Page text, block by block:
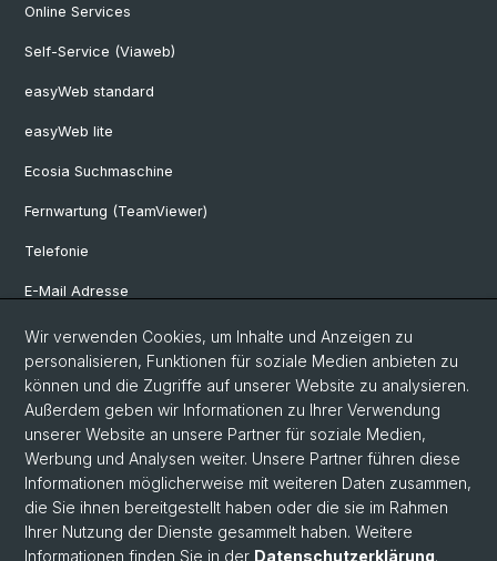
Online Services
Self-Service (Viaweb)
easyWeb standard
easyWeb lite
Ecosia Suchmaschine
Fernwartung (TeamViewer)
Telefonie
E-Mail Adresse
Internet & Netzzugriff
Hardwareausleihe
Software Shop
Genehmigerliste
© Universität Basel
Wir verwenden Cookies, um Inhalte und Anzeigen zu
personalisieren, Funktionen für soziale Medien anbieten zu
können und die Zugriffe auf unserer Website zu analysieren.
Außerdem geben wir Informationen zu Ihrer Verwendung
unserer Website an unsere Partner für soziale Medien,
Werbung und Analysen weiter. Unsere Partner führen diese
Informationen möglicherweise mit weiteren Daten zusammen,
die Sie ihnen bereitgestellt haben oder die sie im Rahmen
Ihrer Nutzung der Dienste gesammelt haben. Weitere
Informationen finden Sie in der Datenschutzerklärung.